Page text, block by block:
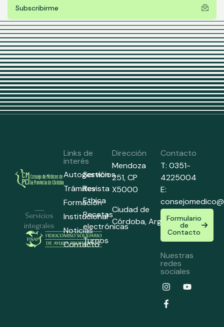
Subscribirme
Servicios
integrales
Links de
interés
Autogestión
Trámites
Formación
Institucional
Noticias
Contacto
Servicios
Revista
Ethica
Recetas
electrónicas
Turnos
Dirección
Mendoza
251,CP
X5000
Ciudad de
Córdoba,Argentina
Contacto
T: 0351-
4225004
E:
Formulario
de
Contacto
Nuestras
redes
sociales